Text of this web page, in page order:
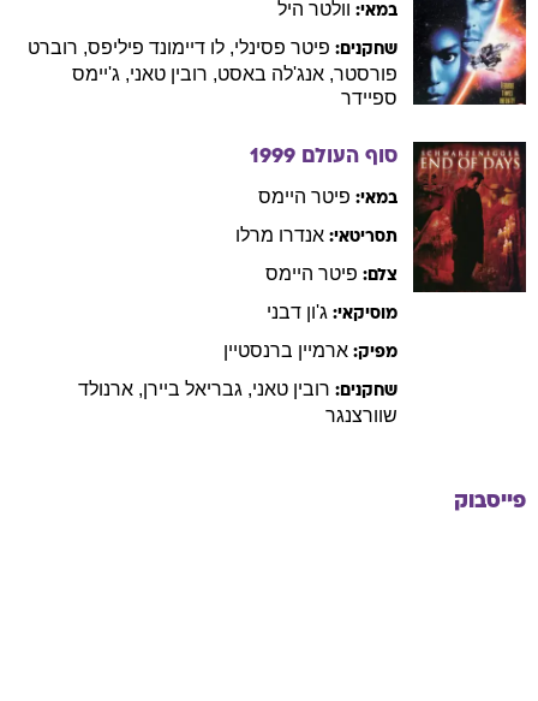
במאי: וולטר היל
שחקנים: פיטר פסינלי, לו דיימונד פיליפס, רוברט
פורסטר, אנג'לה באסט, רובין טאני, ג'יימס
ספיידר
סוף העולם 1999
במאי: פיטר היימס
תסריטאי: אנדרו מרלו
צלם: פיטר היימס
מוסיקאי: ג'ון דבני
מפיק: ארמיין ברנסטיין
שחקנים: רובין טאני, גבריאל ביירן, ארנולד
שוורצנגר
פייסבוק